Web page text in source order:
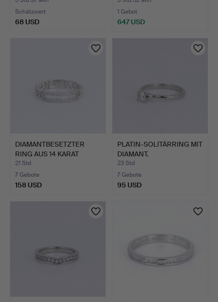
Schätzwert
68 USD
1 Gebot
647 USD
DIAMANTBESETZTER
RING AUS 14 KARAT
WEISSGO…
21 Std
7 Gebote
158 USD
PLATIN-SOLITÄRRING MIT
DIAMANT.
23 Std
7 Gebote
95 USD